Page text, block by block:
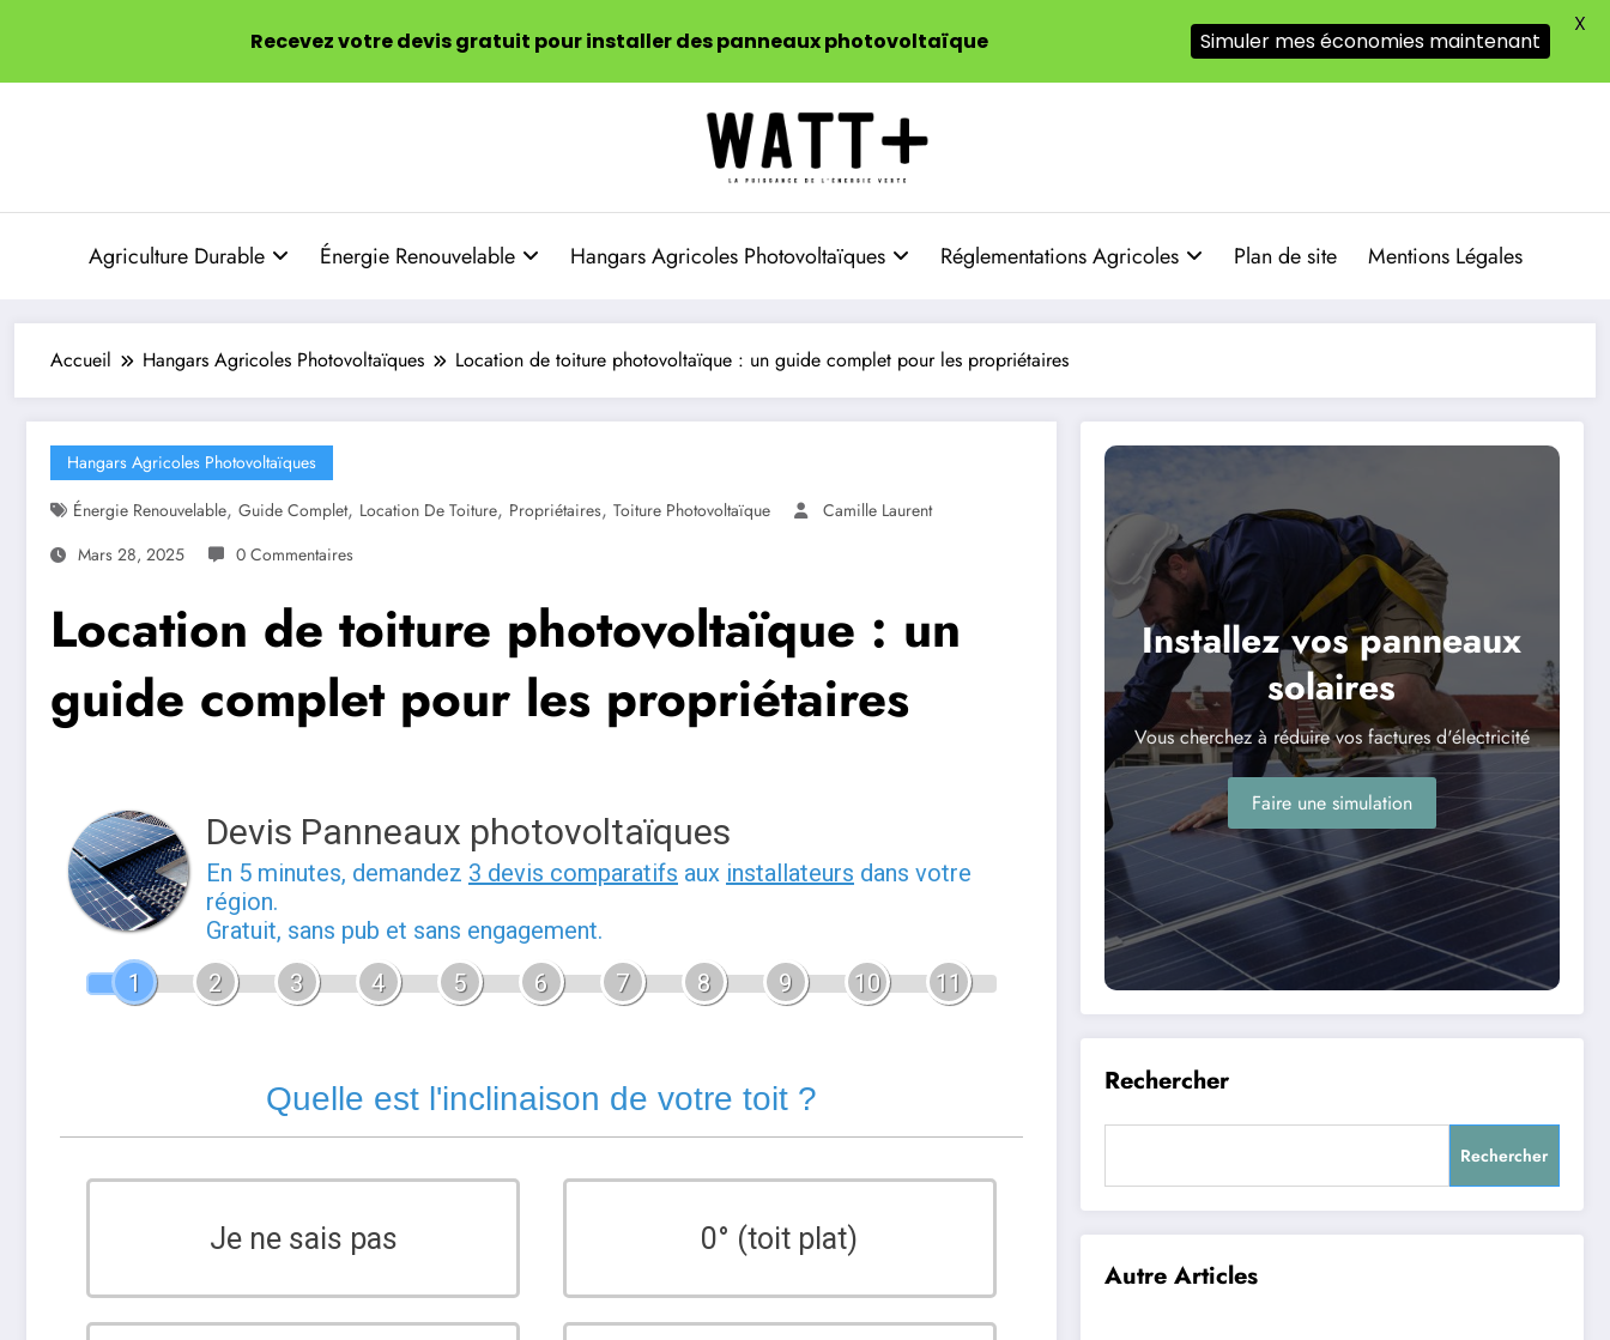
Agriculture Durable Énergie Renouvelable Hangars Agricoles Photovoltaïques Réglementations Agricoles Plan de site Mentions Légales
Accueil Hangars Agricoles Photovoltaïques Location de toiture photovoltaïque : un guide complet pour les propriétaires
Hangars Agricoles Photovoltaïques
Énergie Renouvelable, Guide Complet, Location De Toiture, Propriétaires, Toiture Photovoltaïque
Camille Laurent
Mars 28, 2025
0 Commentaires
Location de toiture photovoltaïque : un
guide complet pour les propriétaires
Devis Panneaux photovoltaïques
En 5 minutes, demandez 3 devis comparatifs aux installateurs dans votre
région.
Gratuit, sans pub et sans engagement.
1
2 3 4 5 6 7 8 9 10 11
Quelle est l'inclinaison de votre toit ?
Je ne sais pas 0° (toit plat)
Installez vos panneaux
solaires
Vous cherchez à réduire vos factures d'électricité
Faire une simulation
Rechercher
Rechercher
Autre Articles
Recevez votre devis gratuit pour installer des panneaux photovoltaïque Simuler mes économies maintenant
X